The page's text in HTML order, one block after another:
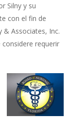
Silny y su
con el fin de
& Associates, Inc.
requerir